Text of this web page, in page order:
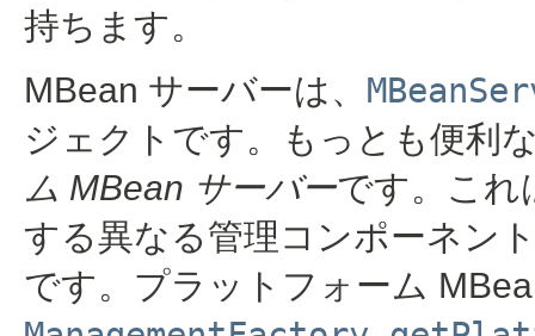
持ちます。
MBean サーバーは、
ジェクトです。もっとも便利
ム MBean サーバーです。これ
する異なる管理コンポーネン
です。プラットフォーム